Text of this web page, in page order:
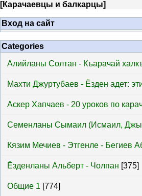
[Карачаевцы и балкарцы]
Вход на сайт
Categories
Алийланы Солтан - Къарачай
Махти Джуртубаев - Ёзден адет:
Аскер Хапчаев - 20 уроков по
Семенланы Сымаил (Исмаил,
Кязим Мечиев - Этгенле - Бегиев
Ёзденланы Альберт - Чолпан [375]
Общие 1 [774]